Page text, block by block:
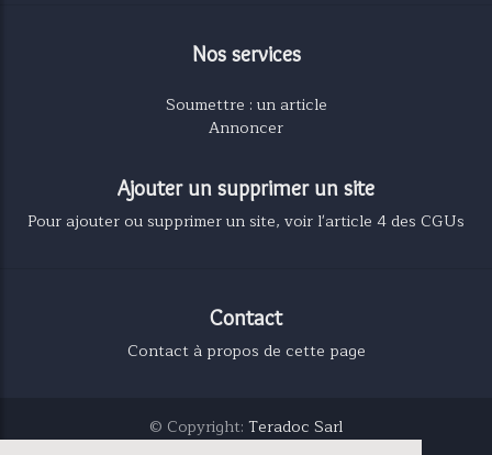
Nos services
Soumettre : un article
Annoncer
Ajouter un supprimer un site
Pour ajouter ou supprimer un site, voir l'article 4 des CGUs
Contact
Contact à propos de cette page
© Copyright: Teradoc Sarl